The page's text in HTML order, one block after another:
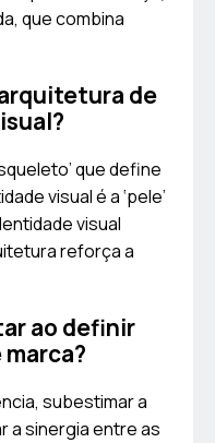
que combina
de
que define
visual é a ‘pele’
visual
reforça a
ao definir
subestimar a
a sinergia entre as